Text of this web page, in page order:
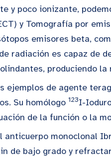
y poco ionizante,
y Tomografía por
emisores beta,
radiación es capaz de
produciendo
ejemplos de agente
Su homólogo 123I-
de la función o la
anticuerpo monoclonal
de bajo grado y